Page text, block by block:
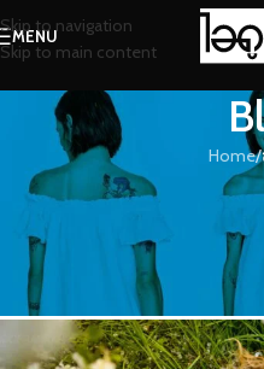
Skip to navigation
Skip to main content
MENU
Home/
สา
เรื่องง่ายๆที่หลา
เป็นสาวตัวหอม
น้ำหอม